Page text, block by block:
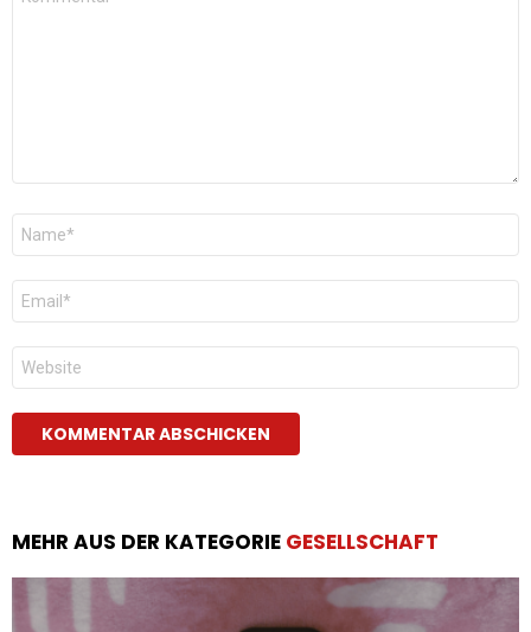
Name
E-
Mail
*
Website
MEHR AUS DER KATEGORIE GESELLSCHAFT